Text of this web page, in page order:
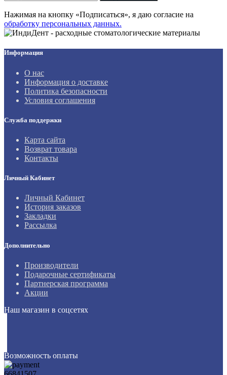
Нажимая на кнопку «Подписаться», я даю cогласие на
обработку персональных данных.
Информация
О нас
Информация о доставке
Политика безопасности
Условия соглашения
Служба поддержки
Карта сайта
Возврат товара
Контакты
Личный Кабинет
Личный Кабинет
История заказов
Закладки
Рассылка
Дополнительно
Производители
Подарочные сертификаты
Партнерская программа
Акции
Наш магазин в соцсетях
Возможность оплаты